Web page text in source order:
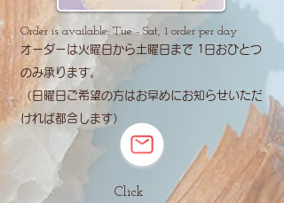
Click
Order is available: Tue - Sat, 1 order per day
​オーダーは火曜日から土曜日まで 1日おひとつ
のみ承ります。
​（日曜日ご希望の方はお早めにお知らせいただ
ければ都合します）